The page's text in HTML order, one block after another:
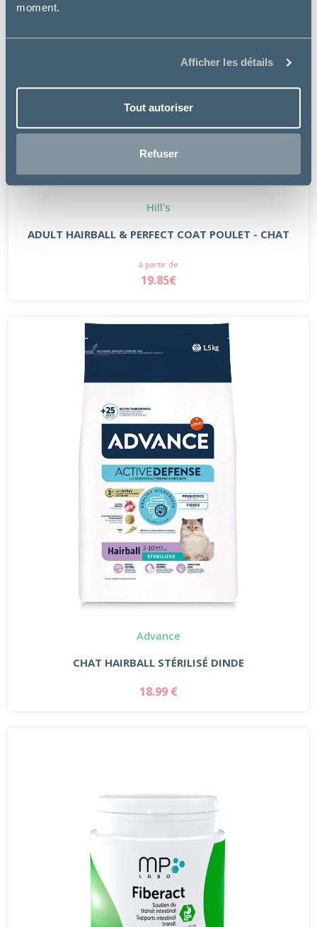
moment.
Afficher les détails
Tout autoriser
Refuser
Hill's
ADULT HAIRBALL & PERFECT COAT POULET - CHAT
à partir de
19.85€
Advance
CHAT HAIRBALL STÉRILISÉ DINDE
18.99 €